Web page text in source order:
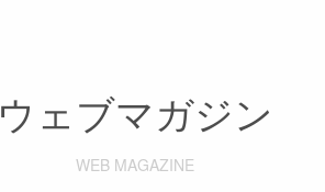
ウェブマガジン
WEB MAGAZINE